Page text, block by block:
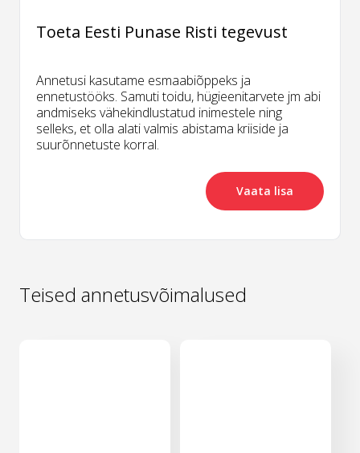
Toeta Eesti Punase Risti tegevust
Annetusi kasutame esmaabiõppeks ja
ennetustööks. Samuti toidu, hügieenitarvete jm abi
andmiseks vähekindlustatud inimestele ning
selleks, et olla alati valmis abistama kriiside ja
suurõnnetuste korral.
Vaata lisa
Teised annetusvõimalused